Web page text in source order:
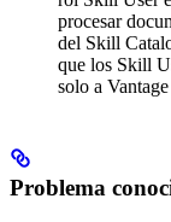
procesar
del Skill
que los Skill
solo a
Problema